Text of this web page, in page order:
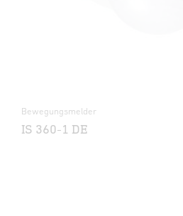
Bewegungsmelder
IS 360-1 DE